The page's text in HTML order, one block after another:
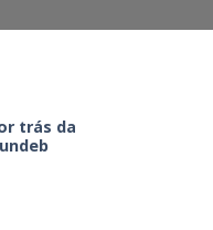
trás da